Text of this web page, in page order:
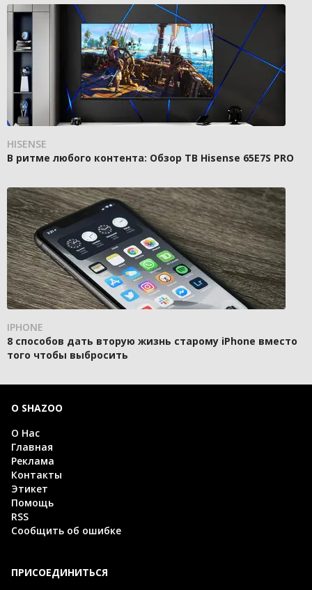
HISENSE
В ритме любого контента: Обзор ТВ Hisense 65E7S PRO
IPHONE
8 способов дать вторую жизнь старому iPhone вместо
того чтобы выбросить
О SHAZOO
О Нас
Главная
Реклама
Контакты
Этикет
Помощь
RSS
Сообщить об ошибке
ПРИСОЕДИНИТЬСЯ